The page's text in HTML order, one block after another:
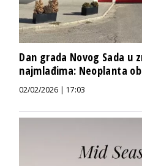
Dan grada Novog Sada u
najmlađima: Neoplanta
02/02/2026 | 17:03